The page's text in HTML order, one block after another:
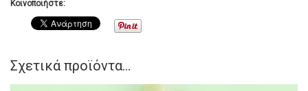
Κοινοποιήστε:
Σχετικά προϊόντα...